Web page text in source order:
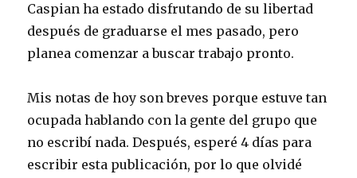
Caspian ha estado disfrutando de su libertad
después de graduarse el mes pasado, pero
planea comenzar a buscar trabajo pronto.
Mis notas de hoy son breves porque estuve tan
ocupada hablando con la gente del grupo que
no escribí nada. Después, esperé 4 días para
escribir esta publicación, por lo que olvidé